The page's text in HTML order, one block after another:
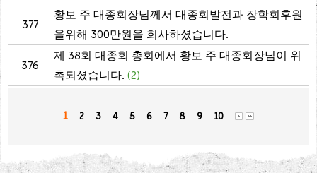
377
황보 주 대종회장님께서 대종회발전과 장학회후원
을위해 300만원을 희사하셨습니다.
376
제 38회 대종회 총회에서 황보 주 대종회장님이 위
촉되셨습니다. (2)
1 2 3 4 5 6 7 8 9 10